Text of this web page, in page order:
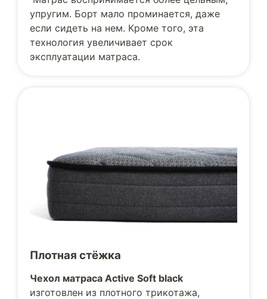
упругим. Борт мало проминается, даже
если сидеть на нем. Кроме того, эта
технология увеличивает срок
эксплуатации матраса.
Плотная стёжка
Чехол матраса Active Soft black
изготовлен из плотного трикотажа,